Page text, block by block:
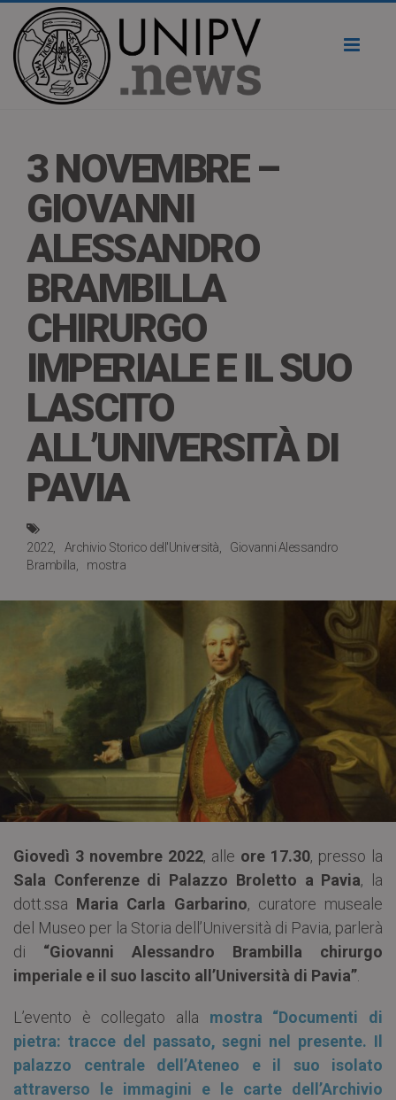
3 NOVEMBRE –
GIOVANNI
ALESSANDRO
BRAMBILLA
CHIRURGO
IMPERIALE E IL SUO
LASCITO
ALL’UNIVERSITÀ DI
PAVIA
2022 Archivio Storico dell'Università
Giovanni Alessandro
Brambilla
mostra
Giovedì 3 novembre 2022, alle ore 17.30, presso la
Sala Conferenze di Palazzo Broletto a Pavia, la
dott.ssa Maria Carla Garbarino, curatore museale
del Museo per la Storia dell’Università di Pavia, parlerà
di “Giovanni Alessandro Brambilla chirurgo
imperiale e il suo lascito all’Università di Pavia”
L’evento è collegato alla mostra “Documenti di
pietra: tracce del passato, segni nel presente. Il
palazzo centrale dell’Ateneo e il suo isolato
attraverso le immagini e le carte dell’Archivio